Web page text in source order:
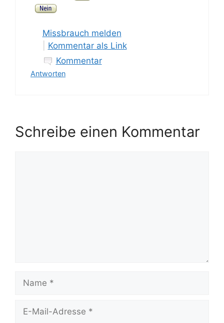
Missbrauch melden
Kommentar als Link
Kommentar
Antworten
Schreibe einen Kommentar
Mail-